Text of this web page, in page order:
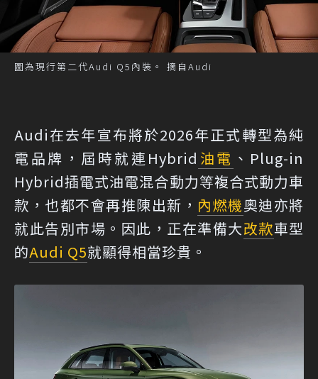
圖為現行第二代Audi Q5內裝。 摘自Audi
Audi在去年宣布將於2026年正式轉型為純
電品牌，屆時就連Hybrid 油電 、Plug-in
Hybrid插電式油電混合動力等複合式動力車
款，也都不會再推陳出新， 內燃機奧迪亦將
就此告別市場。因此，正在準備大改款車型
的Audi Q5就顯得相當珍貴。